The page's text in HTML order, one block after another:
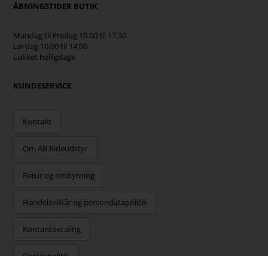
ÅBNINGSTIDER BUTIK
Mandag til Fredag 10.00 til 17.30
Lørdag 10.00 til 14.00
Lukket helligdage
KUNDESERVICE
Kontakt
Om AB Rideudstyr
Retur og ombytning
Handelsvilkår og persondatapolitik
Kontantbetaling